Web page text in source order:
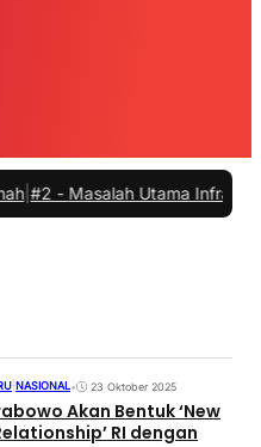
-Masalah Utama Infrastruktur
NASIONAL• 23 Oktober 2025
Akan Bentuk ‘New
RI dengan